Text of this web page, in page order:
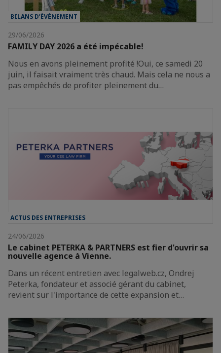
BILANS D’ÉVÈNEMENT
29/06/2026
FAMILY DAY 2026 a été impécable!
Nous en avons pleinement profité !Oui, ce samedi 20
juin, il faisait vraiment très chaud. Mais cela ne nous a
pas empêchés de profiter pleinement du…
ACTUS DES ENTREPRISES
24/06/2026
Le cabinet PETERKA & PARTNERS est fier d'ouvrir sa
nouvelle agence à Vienne.
Dans un récent entretien avec legalweb.cz, Ondrej
Peterka, fondateur et associé gérant du cabinet,
revient sur l'importance de cette expansion et…